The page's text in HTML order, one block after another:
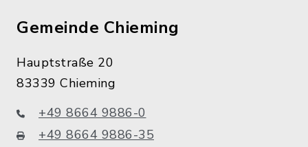
Gemeinde Chieming
Hauptstraße 20
83339 Chieming
+49 8664 9886-0
+49 8664 9886-35